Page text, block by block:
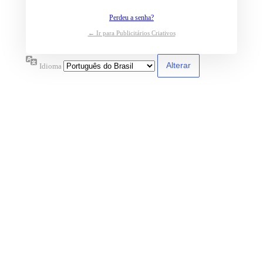
Perdeu a senha?
← Ir para Publicitários Criativos
Idioma